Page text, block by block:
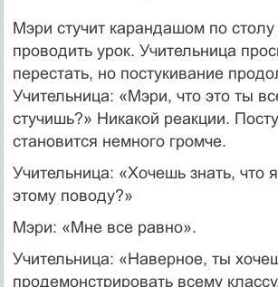
Мэри стучит карандашом по
проводить урок. Учительница
перестать, но постукивание
Учительница: «Мэри, что это ты
стучишь?» Никакой реакции.
становится немного громче.
Учительница: «Хочешь знать, что
этому поводу?»
Мэри: «Мне все равно».
Учительница: «Наверное, ты
продемонстрировать всему